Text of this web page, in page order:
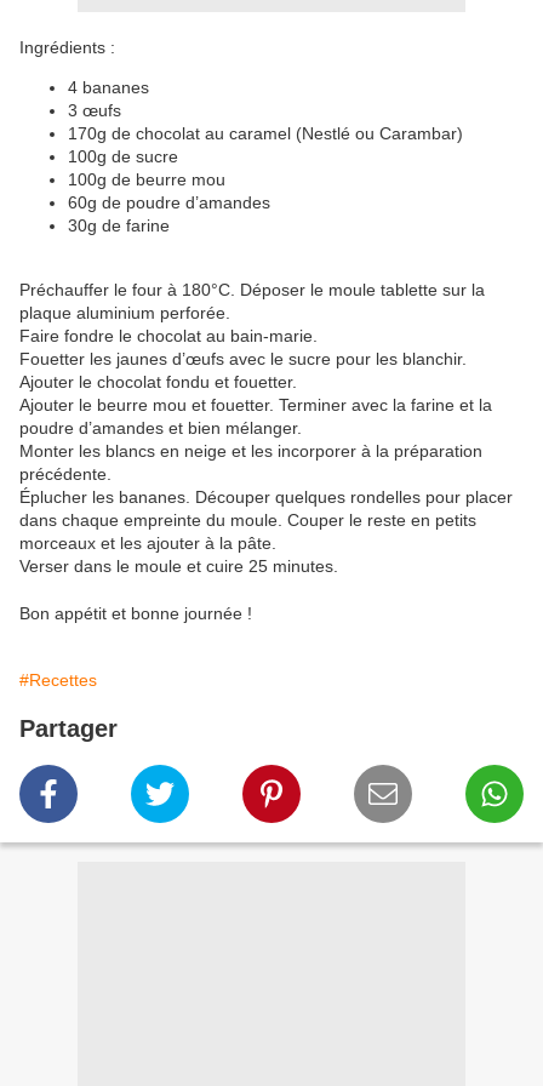
Ingrédients :
4 bananes
3 œufs
170g de chocolat au caramel (Nestlé ou Carambar)
100g de sucre
100g de beurre mou
60g de poudre d’amandes
30g de farine
Préchauffer le four à 180°C. Déposer le moule tablette sur la
plaque aluminium perforée.
Faire fondre le chocolat au bain-marie.
Fouetter les jaunes d’œufs avec le sucre pour les blanchir.
Ajouter le chocolat fondu et fouetter.
Ajouter le beurre mou et fouetter. Terminer avec la farine et la
poudre d’amandes et bien mélanger.
Monter les blancs en neige et les incorporer à la préparation
précédente.
Éplucher les bananes. Découper quelques rondelles pour placer
dans chaque empreinte du moule. Couper le reste en petits
morceaux et les ajouter à la pâte.
Verser dans le moule et cuire 25 minutes.
Bon appétit et bonne journée !
#Recettes
Partager